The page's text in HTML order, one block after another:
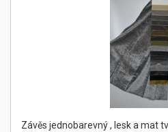
Závěs jednobarevný , lesk a mat